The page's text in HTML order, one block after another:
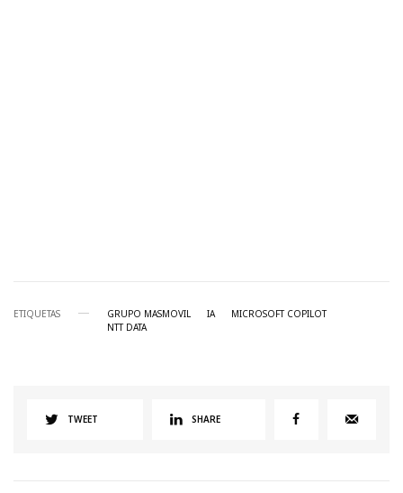
ETIQUETAS GRUPO MASMOVIL IA
MICROSOFT COPILOT
NTT DATA
TWEET SHARE